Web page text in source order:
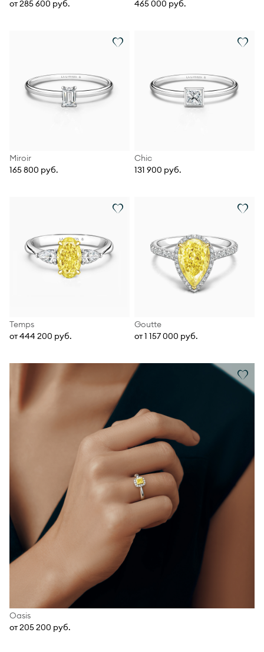
от 285 600 руб.
465 000 руб.
Miroir
165 800 руб.
Chic
131 900 руб.
Temps
от 444 200 руб.
Goutte
от 1 157 000 руб.
Oasis
от 205 200 руб.